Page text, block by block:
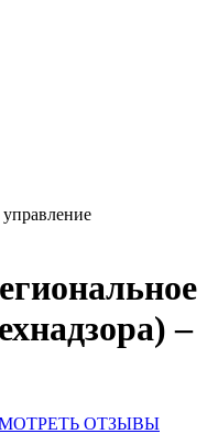
–
ОТЗЫВЫ